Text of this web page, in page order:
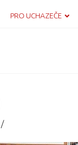
PRO UCHAZEČE